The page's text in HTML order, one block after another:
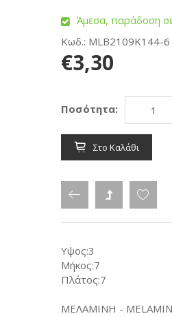
Άμεσα, παράδοση
Κωδ.: MLB2109K144-6
€3,30
Ποσότητα:
Στο Καλάθι
Υψος:3
Μήκος:7
Πλάτος:7
ΜΕΛΑΜΙΝΗ -